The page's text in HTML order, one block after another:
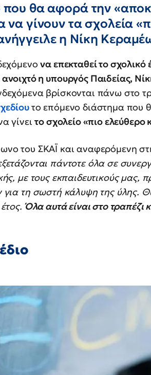
που θα αφορά την
να γίνουν τα σχολεία
η Νίκη
να επεκταθεί το σχολικό
η υπουργός Παιδείας,
βρίσκονται πάνω στο
το επόμενο διάστημα που
γίνειτο σχολείο «πιο ελεύθερο
του ΣΚΑΪ και αναφερόμενη
πάντοτε όλα σε
με τους εκπαιδευτικούς μας,
τη σωστή κάλυψη της ύλης.
Όλα αυτά είναι στο τραπέζι